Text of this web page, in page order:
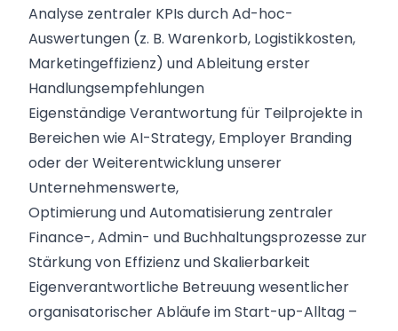
Analyse zentraler KPIs durch Ad-hoc-
Auswertungen (z. B. Warenkorb, Logistikkosten,
Marketingeffizienz) und Ableitung erster
Handlungsempfehlungen
Eigenständige Verantwortung für Teilprojekte in
Bereichen wie AI-Strategy, Employer Branding
oder der Weiterentwicklung unserer
Unternehmenswerte,
Optimierung und Automatisierung zentraler
Finance-, Admin- und Buchhaltungsprozesse zur
Stärkung von Effizienz und Skalierbarkeit
Eigenverantwortliche Betreuung wesentlicher
organisatorischer Abläufe im Start-up-Alltag –